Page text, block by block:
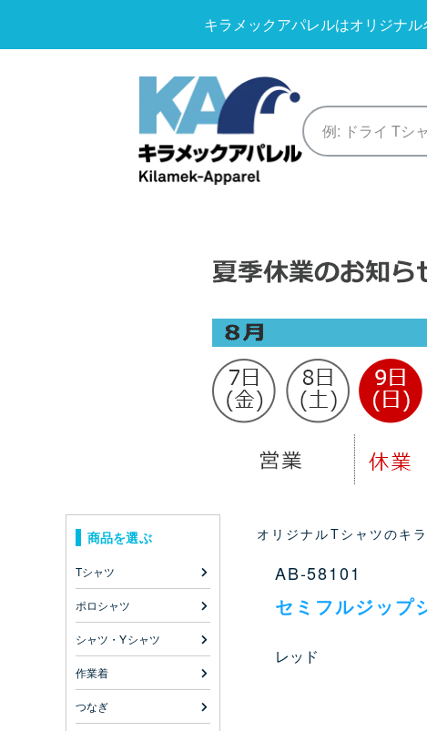
キラメックアパレルはオリジナル
商品を選ぶ
Tシャツ
ポロシャツ
シャツ・Yシャツ
作業着
つなぎ
オリジナルTシャツのキ
AB-58101
セミフルジップ
レッド